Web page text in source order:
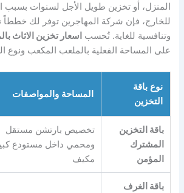
المنزل، أو تخزين طويل الأجل لسنوات بسبب
للخارج، فإن شركة المهاجرين توفر لك خططاً
وتنافسية للغاية. تُحسب اسعار تخزين الاثاث
على المساحة الفعلية بالملعب المكعب ونوع
نوع باقة
التخزين
المساحة والمواصفات
باقة التخزين
المشترك
المؤمن
تخصيص بارتشن مستقل
ومحمي داخل مستودع
مكيف
باقة الغرف